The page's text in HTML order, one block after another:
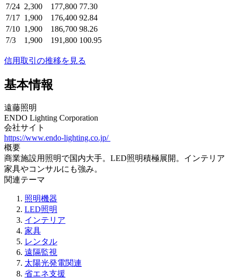
7/24 2,300 177,800 77.30
7/17 1,900 176,400 92.84
7/10 1,900 186,700 98.26
7/3
1,900 191,800 100.95
信用取引の推移を見る
基本情報
遠藤照明
ENDO Lighting Corporation
会社サイト
https://www.endo-lighting.co.jp/
概要
商業施設用照明で国内大手。LED照明積極展開。インテリア
家具やコンサルにも強み。
関連テーマ
照明機器
LED照明
インテリア
家具
レンタル
遠隔監視
太陽光発電関連
省エネ支援